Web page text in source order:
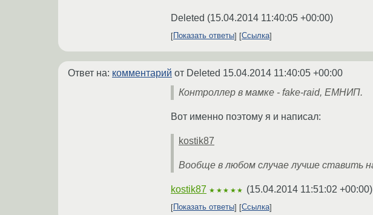
Deleted (15.04.2014 11:40:05 +00:00)
Показать ответы Ссылка
Ответ на: комментарий от Deleted 15.04.2014 11:40:05 +00:00
Контроллер в мамке - fake-raid, ЕМНИП.
Вот именно поэтому я и написал:
kostik87
Вообще в любом случае лучше ставить
kostik87 ★★★★★ (15.04.2014 11:51:02 +00:00)
Показать ответы Ссылка